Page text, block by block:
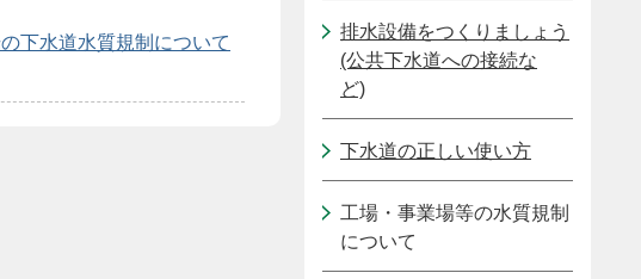
下水道水質規制について
排水設備をつくりましょう
(公共下水道への接続な
ど)
下水道の正しい使い方
工場・事業場等の水質規制
について